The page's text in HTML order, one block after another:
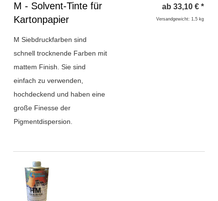
Überschrift
1
M - Solvent-Tinte für
Kartonpapier
M Siebdruckfarben sind
schnell trocknende Farben mit
mattem Finish. Sie sind
einfach zu verwenden,
hochdeckend und haben eine
große Finesse der
Pigmentdispersion.
ab 33,10 € *
Versandgewicht: 1,5 kg